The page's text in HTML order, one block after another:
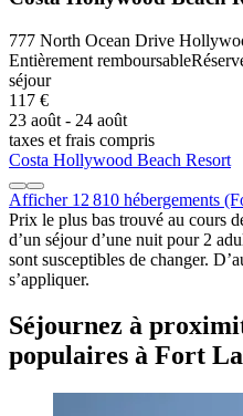
777 North Ocean Drive
Entièrement remboursable
séjour
117 €
23 août - 24 août
taxes et frais compris
Costa Hollywood Beach Resort
Afficher 12 810 hébergements
Prix le plus bas trouvé au cours
d’un séjour d’une nuit pour 2
sont susceptibles de changer.
s’appliquer.
Séjournez à
populaires à Fort